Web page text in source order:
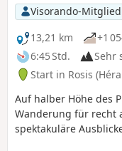
die Serre d'Esparic,
sowie die Schluchten
Casselouvre. Dabei
hübschen Steindörfer
Haut.
Visorando-Mitglied
13,21 km
+1
6:45 Std.
Sehr
Start in Rosis
Auf halber Höhe des
Wanderung für recht
spektakuläre